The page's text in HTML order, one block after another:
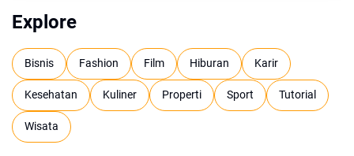
Explore
Bisnis Fashion Film Hiburan Karir
Kesehatan Kuliner Properti Sport Tutorial
Wisata